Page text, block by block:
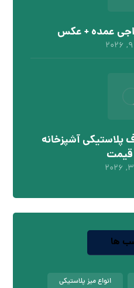
عمده + عکس
آشپزخانه
قیمت
ها
انواع میز پلاستیکی